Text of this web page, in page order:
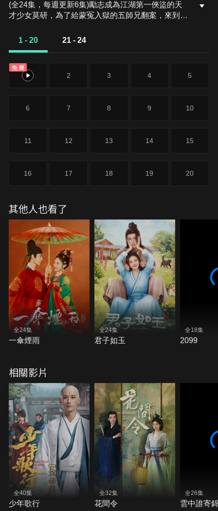
(全24集，每週更新6集)勵志成為江湖第一俠盜的天
才少女莫研，為了給蒙冤入獄的五師兄翻案，來到開
一路揭露層層陰謀的故事。
1 - 20 21 - 24
免費
1 2 3 4 5
6 7 8 9 10
11 12 13 14 15
16 17 18 19 20
其他人也看了
全24集
一傘煙雨
全24集
君子如玉
全18集
2099
相關影片
全40集
少年歌行
全32集
花間令
全26集
雲中誰寄